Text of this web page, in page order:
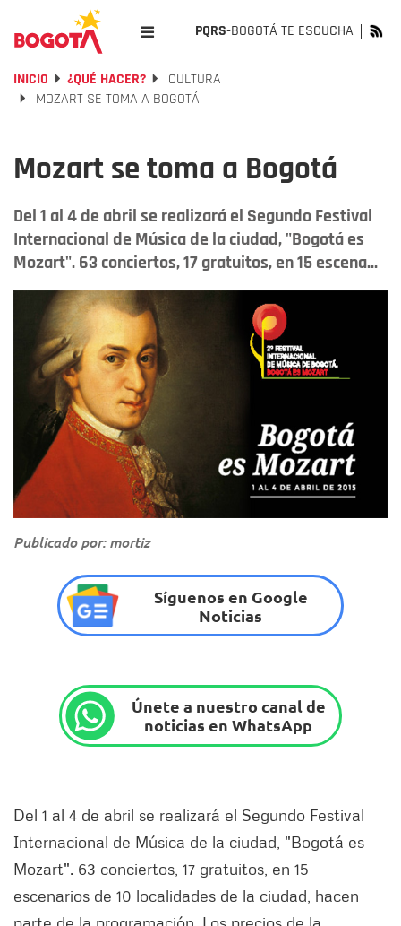
PQRS-BOGOTÁ TE ESCUCHA
INICIO ¿QUÉ HACER?
CULTURA
MOZART SE TOMA A BOGOTÁ
Mozart se toma a Bogotá
Del 1 al 4 de abril se realizará el Segundo Festival
Internacional de Música de la ciudad, "Bogotá es
Mozart". 63 conciertos, 17 gratuitos, en 15 escena...
Publicado por: mortiz
Síguenos en Google
Noticias
Únete a nuestro canal de
noticias en WhatsApp
Del 1 al 4 de abril se realizará el Segundo Festival
Internacional de Música de la ciudad, "Bogotá es
Mozart". 63 conciertos, 17 gratuitos, en 15
escenarios de 10 localidades de la ciudad, hacen
parte de la programación. Los precios de la